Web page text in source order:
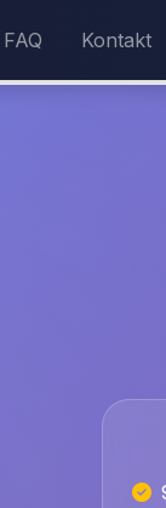
FAQ Kontakt